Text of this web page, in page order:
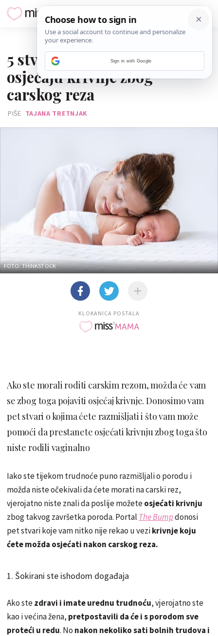
5 stvari koje morate znati o
osjećaju krivnje zbog
carskog reza
PIŠE TAJANA TRETNJAK
FOTO: THINKSTOCK
KLOKANICA POSTALA
Ako ste morali roditi carskim rezom, možda će vam
se zbog toga pojaviti osjećaj krivnje. Donosimo vam
pet stvari o kojima ćete razmišljati i što vam može
pomoći da prestanete osjećati krivnju zbog toga što
niste rodili vaginalno
Iako ste tijekom trudnoće puno razmišljali o porodu i
možda niste očekivali da ćete morati na carski rez,
vjerojatno niste znali da poslije možeteosjećati krivnju
zbog takvog završetka poroda. Portal The Bumpdonosi
pet stvari koje vam nitko nije rekao u vezikrivnje koju
ćete možda osjećati nakon carskog reza.
1. Šokirani ste ishodom događaja
Ako stezdravi i imate urednu trudnoću, vjerojatno ste
kao i većina žena, pretpostavili da će i s porodom sve
proteći u redu. No nakon nekoliko sati bolnih trudova i
Sign in with Google